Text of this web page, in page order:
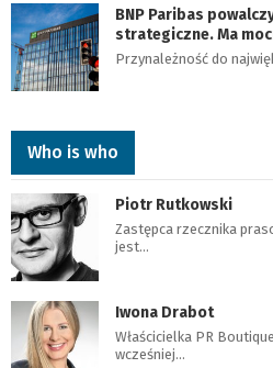
BNP Paribas
strategiczne. Ma
Przynależność do
Who is who
Piotr Rutkowski
Zastępca rzecznika
jest…
Iwona Drabot
Właścicielka PR
wcześniej…